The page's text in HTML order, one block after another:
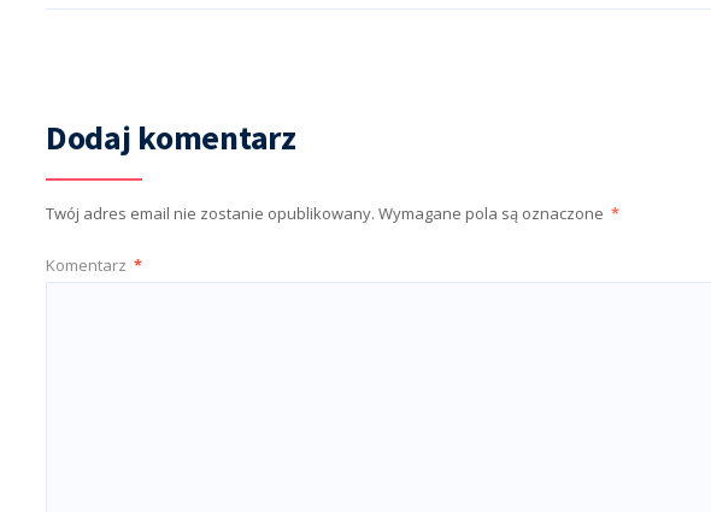
Dodaj komentarz
Twój adres email nie zostanie opublikowany. Wymagane pola są oznaczone *
Komentarz *